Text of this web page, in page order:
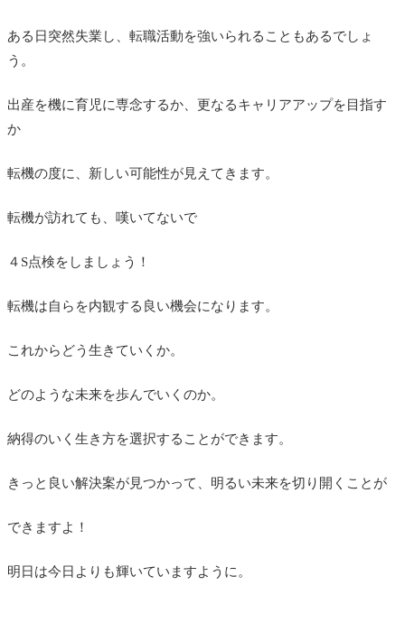
ある日突然失業し、転職活動を強いられることもあるでしょ
う。
出産を機に育児に専念するか、更なるキャリアアップを目指す
か
転機の度に、新しい可能性が見えてきます。
転機が訪れても、嘆いてないで
４S点検をしましょう！
転機は自らを内観する良い機会になります。
これからどう生きていくか。
どのような未来を歩んでいくのか。
納得のいく生き方を選択することができます。
きっと良い解決案が見つかって、明るい未来を切り開くことが
できますよ！
明日は今日よりも輝いていますように。